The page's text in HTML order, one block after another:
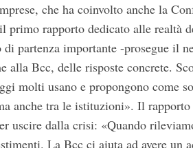
che ha coinvolto anche la
primo rapporto dedicato alle realtà
di partenza importante -prosegue il
alla Bcc, delle risposte concrete.
molti usano e propongono come
anche tra le istituzioni». Il
uscire dalla crisi: «Quando
La Bcc ci aiuta ad avere un